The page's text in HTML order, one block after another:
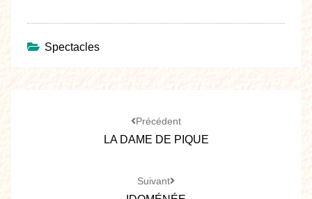
Spectacles
Précédent
LA DAME DE PIQUE
Suivant